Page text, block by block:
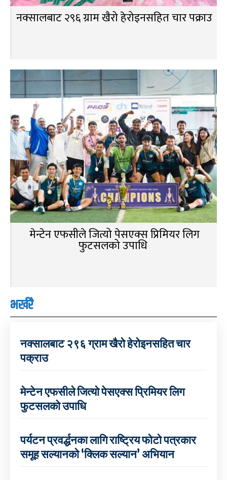
नक्सालबाट २९६ ग्राम खैरो हेरोइनसहित चार पक्राउ
मेन्टेन एफसीले जित्यो पेसएक्स प्रिमियर लिग
फुटसलको उपाधि
भर्खरै
नक्सालबाट २९६ ग्राम खैरो हेरोइनसहित चार
पक्राउ
मेन्टेन एफसीले जित्यो पेसएक्स प्रिमियर लिग
फुटसलको उपाधि
पर्यटन प्रवर्द्धनका लागि राष्ट्रिय फोटो पत्रकार
समूह सल्यानको ‘क्लिक सल्यान’ अभियान